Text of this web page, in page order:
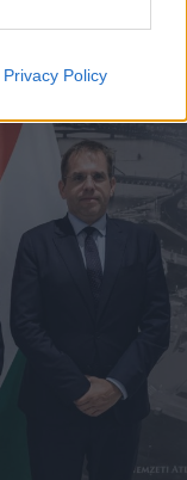
Privacy Policy